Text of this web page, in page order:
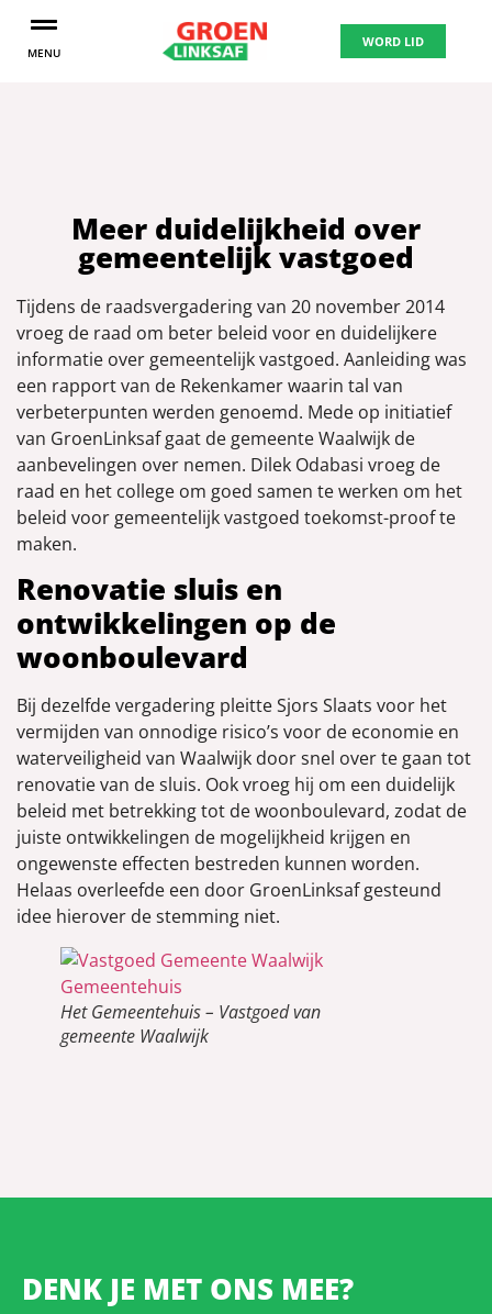
MENU
WORD LID
Meer duidelijkheid over
gemeentelijk vastgoed
Tijdens de raadsvergadering van 20 november 2014
vroeg de raad om beter beleid voor en duidelijkere
informatie over gemeentelijk vastgoed. Aanleiding was
een rapport van de Rekenkamer waarin tal van
verbeterpunten werden genoemd. Mede op initiatief
van GroenLinksaf gaat de gemeente Waalwijk de
aanbevelingen over nemen. Dilek Odabasi vroeg de
raad en het college om goed samen te werken om het
beleid voor gemeentelijk vastgoed toekomst-proof te
maken.
Renovatie sluis en
ontwikkelingen op de
woonboulevard
Bij dezelfde vergadering pleitte Sjors Slaats voor het
vermijden van onnodige risico’s voor de economie en
waterveiligheid van Waalwijk door snel over te gaan tot
renovatie van de sluis. Ook vroeg hij om een duidelijk
beleid met betrekking tot de woonboulevard, zodat de
juiste ontwikkelingen de mogelijkheid krijgen en
ongewenste effecten bestreden kunnen worden.
Helaas overleefde een door GroenLinksaf gesteund
idee hierover de stemming niet.
Het Gemeentehuis – Vastgoed van
gemeente Waalwijk
DENK JE MET ONS MEE?